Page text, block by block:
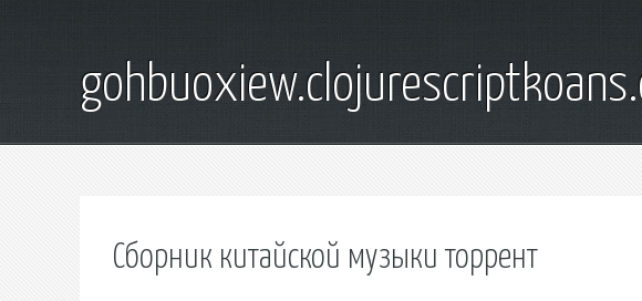
Сборник китайской музыки торрент